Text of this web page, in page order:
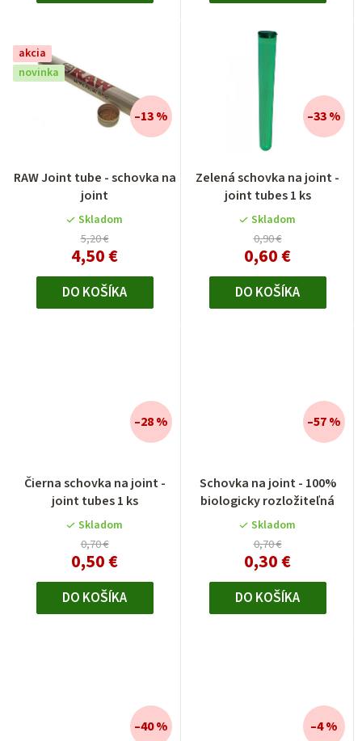
akcia
novinka
RAW Joint tube - schovka na
joint
Skladom
5,20 €
4,50 €
–13 %
DO KOŠÍKA
Zelená schovka na joint -
joint tubes 1 ks
Skladom
0,90 €
0,60 €
–33 %
DO KOŠÍKA
Čierna schovka na joint -
joint tubes 1 ks
Skladom
0,70 €
0,50 €
–28 %
DO KOŠÍKA
Schovka na joint - 100%
biologicky rozložiteľná
Skladom
0,70 €
0,30 €
–57 %
DO KOŠÍKA
–40 % –4 %